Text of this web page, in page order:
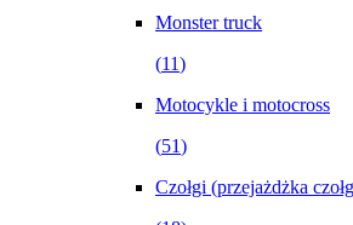
Monster truck
(11)
Motocykle i motocross
(51)
Czołgi (przejażdżka